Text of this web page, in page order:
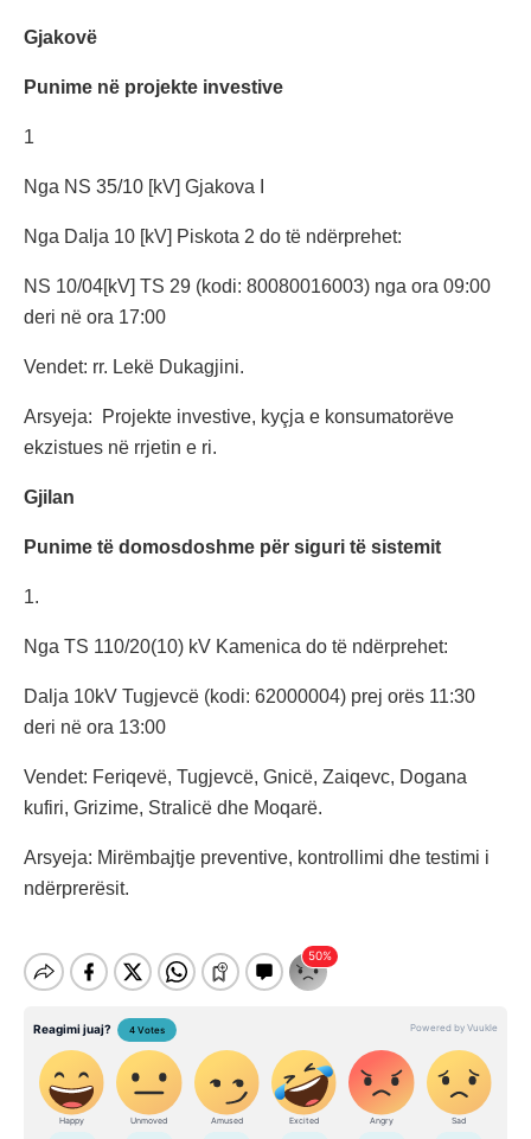
Gjakovë
Punime në projekte investive
1
Nga NS 35/10 [kV] Gjakova I
Nga Dalja 10 [kV] Piskota 2 do të ndërprehet:
NS 10/04[kV] TS 29 (kodi: 80080016003) nga ora 09:00
deri në ora 17:00
Vendet: rr. Lekë Dukagjini.
Arsyeja: Projekte investive, kyçja e konsumatorëve
ekzistues në rrjetin e ri.
Gjilan
Punime të domosdoshme për siguri të sistemit
1.
Nga TS 110/20(10) kV Kamenica do të ndërprehet:
Dalja 10kV Tugjevcë (kodi: 62000004) prej orës 11:30
deri në ora 13:00
Vendet: Feriqevë, Tugjevcë, Gnicë, Zaiqevc, Dogana
kufiri, Grizime, Stralicë dhe Moqarë.
Arsyeja: Mirëmbajtje preventive, kontrollimi dhe testimi i
ndërprerësit.